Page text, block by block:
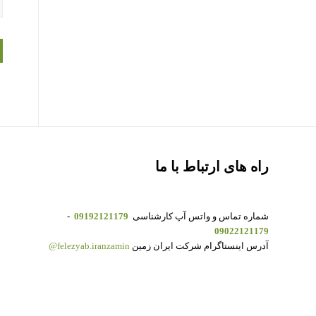
راه های ارتباط با ما
شماره تماس و واتس آپ کارشناسی 09192121179
-
09022121179
آدرس اینستاگرام شرکت ایران زمین felezyab.iranzamin@